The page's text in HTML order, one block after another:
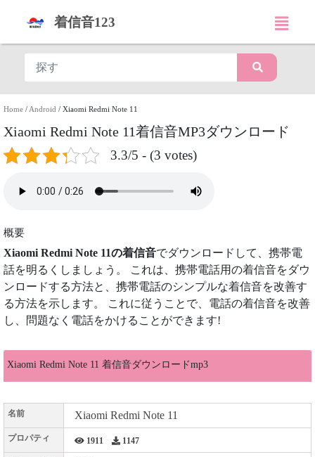
着信音123
Home / Android / Xiaomi Redmi Note 11
Xiaomi Redmi Note 11着信音MP3ダウンロード
3.3/5 - (3 votes)
概要
Xiaomi Redmi Note 11の着信音でダウンロードして、携帯電
話を明るくしましょう。 これは、携帯電話用の着信音をダウ
ンロードする方法と、携帯電話のシンプルな着信音を改善す
る方法を示します。 これに従うことで、電話の着信音を改善
し、問題なく電話をかけることができます!
Xiaomi Redmi Note 11 着信音ダウンロードmp3
名前 Xiaomi Redmi Note 11
プロパティ 1911 1147